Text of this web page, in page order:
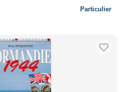
Particulier